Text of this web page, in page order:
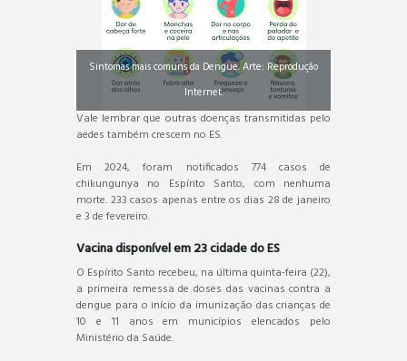
Sintomas mais comuns da Dengue. Arte: Reprodução
Internet.
Vale lembrar que outras doenças transmitidas pelo
aedes também crescem no ES.
Em 2024, foram notificados 774 casos de
chikungunya no Espírito Santo, com nenhuma
morte. 233 casos apenas entre os dias 28 de janeiro
e 3 de fevereiro.
Vacina disponível em 23 cidade do ES
O Espírito Santo recebeu, na última quinta-feira (22),
a primeira remessa de doses das vacinas contra a
dengue para o início da imunização das crianças de
10 e 11 anos em municípios elencados pelo
Ministério da Saúde.